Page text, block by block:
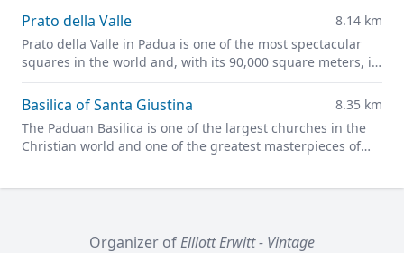
Prato della Valle
8.14 km
Prato della Valle in Padua is one of the most spectacular
squares in the world and, with its 90,000 square meters, is
one of the largest in Europe.
Basilica of Santa Giustina
8.35 km
The Paduan Basilica is one of the largest churches in the
Christian world and one of the greatest masterpieces of
Organizer ofElliott Erwitt - Vintage